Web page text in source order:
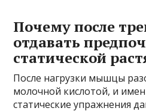
Почему после
отдавать
статической
После нагрузки мышцы
молочной кислотой, и
статические упражнения